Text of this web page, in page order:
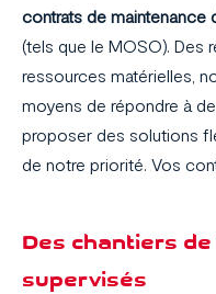
contrats de maintenance
(tels que le MOSO). Des
ressources matérielles,
moyens de répondre à
proposer des solutions
de notre priorité. Vos
Des chantiers
supervisés